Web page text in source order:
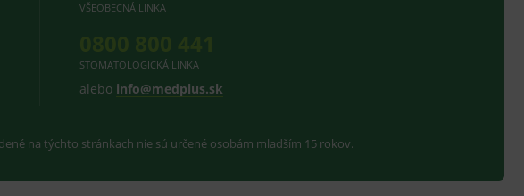
VŠEOBECNÁ LINKA
STOMATOLOGICKÁ LINKA
alebo info@medplus.sk
na týchto stránkach nie sú určené osobám mladším 15 rokov.